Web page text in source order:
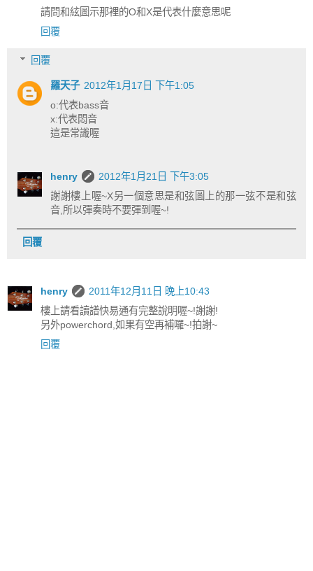
請問和絃圖示那裡的O和X是代表什麼意思呢
回覆
回覆
羅天子 2012年1月17日 下午1:05
o:代表bass音
x:代表悶音
這是常識喔
henry
2012年1月21日 下午3:05
謝謝樓上喔~X另一個意思是和弦圖上的那一弦不是和弦
音,所以彈奏時不要彈到喔~!
回覆
henry
2011年12月11日 晚上10:43
樓上請看讀譜快易通有完整說明喔~!謝謝!
另外powerchord,如果有空再補囉~!拍謝~
回覆